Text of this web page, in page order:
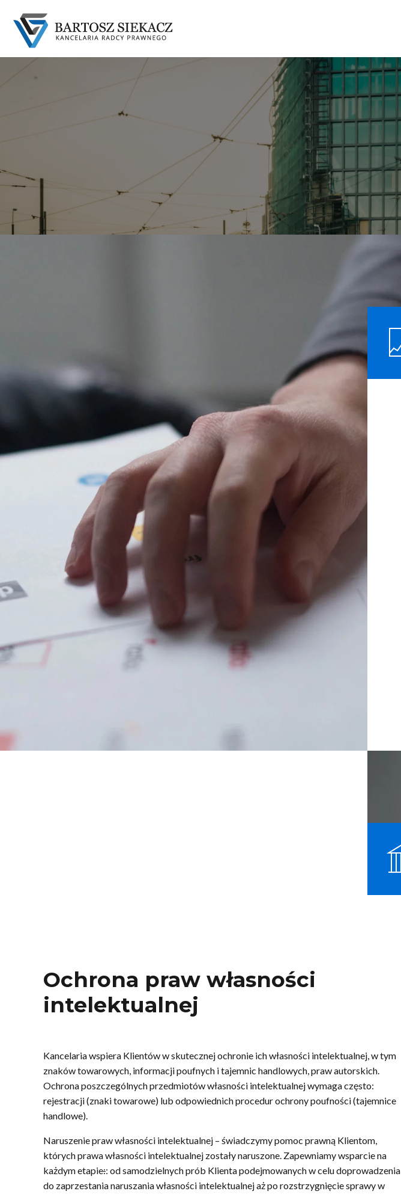
Ochrona praw własności
intelektualnej
Kancelaria wspiera Klientów w skutecznej ochronie ich własności intelektualnej, w tym
znaków towarowych, informacji poufnych i tajemnic handlowych, praw autorskich.
Ochrona poszczególnych przedmiotów własności intelektualnej wymaga często:
rejestracji (znaki towarowe) lub odpowiednich procedur ochrony poufności (tajemnice
handlowe).
Naruszenie praw własności intelektualnej – świadczymy pomoc prawną Klientom,
których prawa własności intelektualnej zostały naruszone. Zapewniamy wsparcie na
każdym etapie:: od samodzielnych prób Klienta podejmowanych w celu doprowadzenia
do zaprzestania naruszania własności intelektualnej aż po rozstrzygnięcie sprawy w